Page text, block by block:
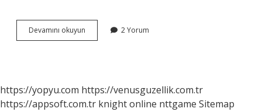
Devamını okuyun Bütüncül
Yaklaşım
2 Yorum
https://yopyu.com https://venusguzellik.com.tr
https://appsoft.com.tr knight online nttgame Sitemap